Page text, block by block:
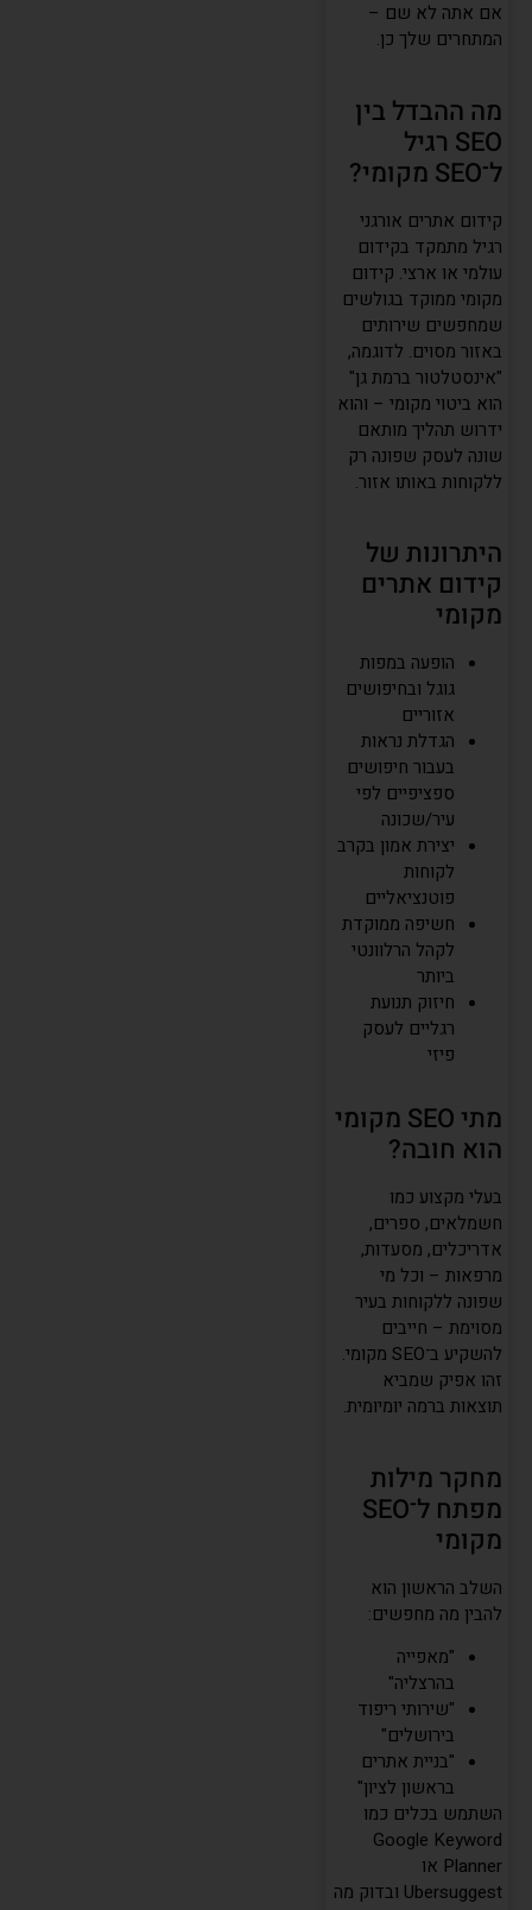
אם אתה לא שם –
המתחרים שלך כן.
מה ההבדל בין
SEO רגיל
ל־SEO מקומי?
קידום אתרים אורגני
רגיל מתמקד בקידום
עולמי או ארצי. קידום
מקומי ממוקד בגולשים
שמחפשים שירותים
באזור מסוים. לדוגמה,
"אינסטלטור ברמת גן"
הוא ביטוי מקומי – והוא
ידרוש תהליך מותאם
שונה לעסק שפונה רק
ללקוחות באותו אזור.
היתרונות של
קידום אתרים
מקומי
הופעה במפות
גוגל ובחיפושים
אזוריים
הגדלת נראות
בעבור חיפושים
ספציפיים לפי
עיר/שכונה
יצירת אמון בקרב
לקוחות
פוטנציאליים
חשיפה ממוקדת
לקהל הרלוונטי
ביותר
חיזוק תנועת
רגליים לעסק
פיזי
מתי SEO מקומי
הוא חובה?
בעלי מקצוע כמו
חשמלאים, ספרים,
אדריכלים, מסעדות,
מרפאות – וכל מי
שפונה ללקוחות בעיר
מסוימת – חייבים
להשקיע ב־SEO מקומי.
זהו אפיק שמביא
תוצאות ברמה יומיומית.
מחקר מילות
מפתח ל־SEO
מקומי
השלב הראשון הוא
להבין מה מחפשים:
"מאפייה
בהרצליה"
"שירותי ריפוד
בירושלים"
"בניית אתרים
בראשון לציון"
השתמש בכלים כמו
Google Keyword
Planner או
Ubersuggest ובדוק מה